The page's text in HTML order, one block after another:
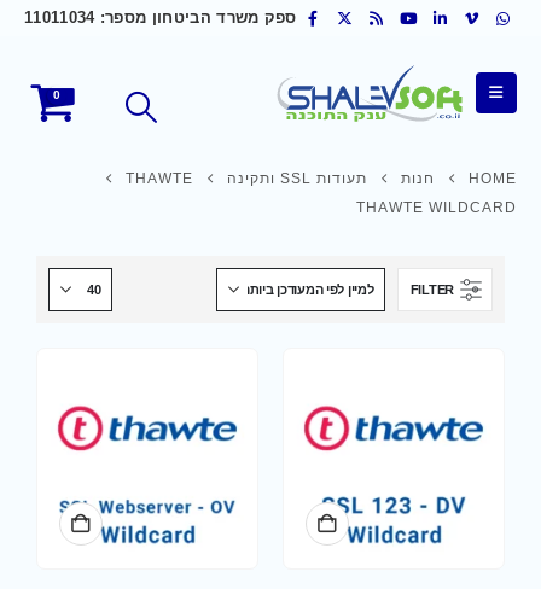
ספק משרד הביטחון מספר: 11011034
0
HOME חנות תעודות SSL ותקינה
THAWTE
THAWTE WILDCARD
FILTER